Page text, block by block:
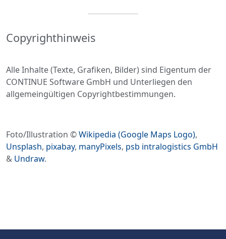
Copyrighthinweis
Alle Inhalte (Texte, Grafiken, Bilder) sind Eigentum der
CONTINUE Software GmbH und Unterliegen den
allgemeingültigen Copyrightbestimmungen.
Foto/Illustration ©Wikipedia (Google Maps Logo),
Unsplash, pixabay, manyPixels, psb intralogistics GmbH
& Undraw.